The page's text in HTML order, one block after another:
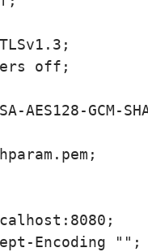
off;
GCM-
Encoding "";